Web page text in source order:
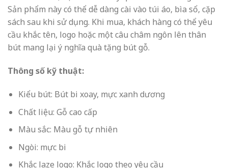
Sản phẩm này có thể dễ dàng cài vào túi áo, bìa sổ, cặp
sách sau khi sử dụng. Khi mua, khách hàng có thể yêu
cầu khắc tên, logo hoặc một câu châm ngôn lên thân
bút mang lại ý nghĩa quà tặng bút gỗ.
Thông số kỹ thuật:
Kiểu bút: Bút bi xoay, mực xanh dương
Chất liệu: Gỗ cao cấp
Màu sắc: Màu gỗ tự nhiên
Ngòi: mực bi
Khắc laze logo: Khắc logo theo yêu cầu